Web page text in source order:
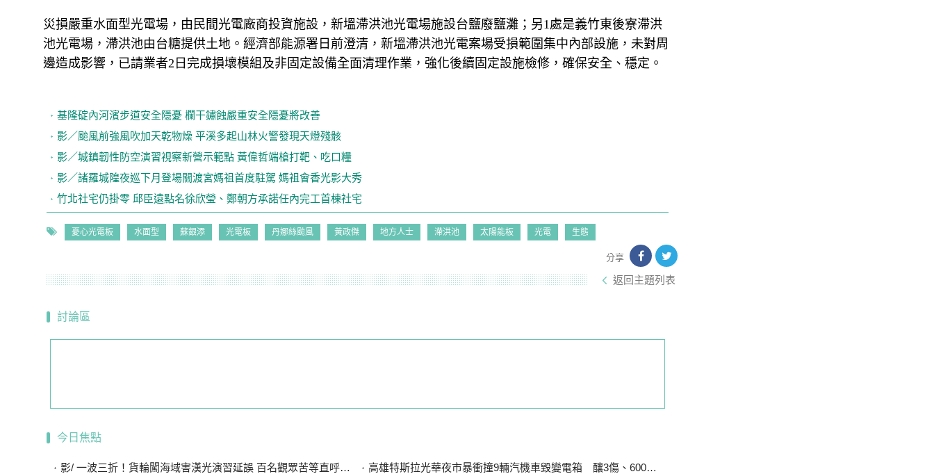
災損嚴重水面型光電場，由民間光電廠商投資施設，新塭滯洪池光電場施設台鹽廢鹽灘；另1處是義竹東後寮滯洪
池光電場，滯洪池由台糖提供土地。經濟部能源署日前澄清，新塭滯洪池光電案場受損範圍集中內部設施，未對周
邊造成影響，已請業者2日完成損壞模組及非固定設備全面清理作業，強化後續固定設施檢修，確保安全、穩定。
基隆碇內河濱步道安全隱憂 欄干鏽蝕嚴重安全隱憂將改善
影／颱風前強風吹加天乾物燥 平溪多起山林火警發現天燈殘骸
影／城鎮韌性防空演習視察新營示範點 黃偉哲端槍打靶、吃口糧
影／諸羅城隍夜巡下月登場關渡宮媽祖首度駐駕 媽祖會香光影大秀
竹北社宅仍掛零 邱臣遠點名徐欣瑩、鄭朝方承諾任內完工首棟社宅
憂心光電板 水面型 蘇銀添 光電板 丹娜絲颱風 黃政傑 地方人士 滯洪池 太陽能板 光電 生態
分享
返回主題列表
討論區
今日焦點
影/ 一波三折！貨輪闖海域害漢光演習延誤 百名觀眾苦等直呼可惜 高雄特斯拉光華夜市暴衝撞9輛汽機車毀變電箱 釀3傷、600戶停電